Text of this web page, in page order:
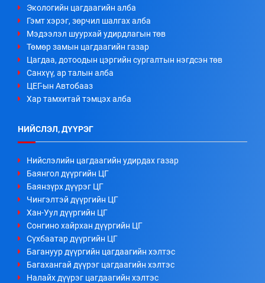
Экологийн цагдаагийн алба
Гэмт хэрэг, зөрчил шалгах алба
Мэдээлэл шуурхай удирдлагын төв
Төмөр замын цагдаагийн газар
Цагдаа, дотоодын цэргийн сургалтын нэгдсэн төв
Санхүү, ар талын алба
ЦЕГ-ын Автобааз
Хар тамхитай тэмцэх алба
НИЙСЛЭЛ, ДҮҮРЭГ
Нийслэлийн цагдаагийн удирдах газар
Баянгол дүүргийн ЦГ
Баянзүрх дүүрэг ЦГ
Чингэлтэй дүүргийн ЦГ
Хан-Уул дүүргийн ЦГ
Сонгино хайрхан дүүргийн ЦГ
Сүхбаатар дүүргийн ЦГ
Багануур дүүргийн цагдаагийн хэлтэс
Багахангай дүүрэг цагдаагийн хэлтэс
Налайх дүүрэг цагдаагийн хэлтэс